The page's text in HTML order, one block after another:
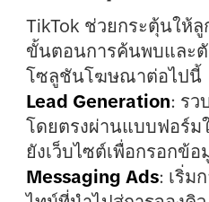
TikTok ช่วยกระตุ้นให้
ขั้นตอนการค้นพบและ
โซลูชันโฆษณาต่อไปนี้
Lead Generation: รว
โดยตรงผ่านแบบฟอร์ม
ยังเว็บไซต์เพื่อกรอกข้อ
Messaging Ads: เริ่ม